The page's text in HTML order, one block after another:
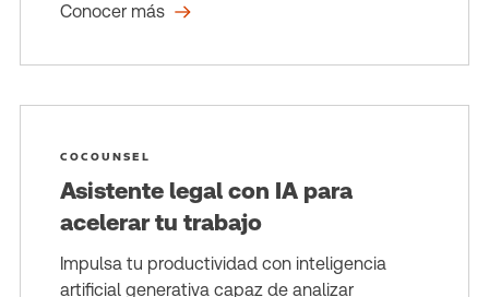
Conocer más
COCOUNSEL
Asistente legal con IA para
acelerar tu trabajo
Impulsa tu productividad con inteligencia
artificial generativa capaz de analizar